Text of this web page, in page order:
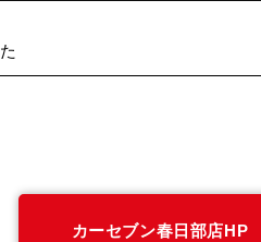
カーセブン春日部店HP